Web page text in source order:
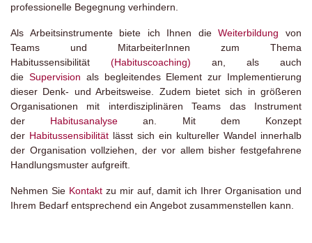
professionelle Begegnung verhindern.
Als Arbeitsinstrumente biete ich Ihnen dieWeiterbildungvon
Teams und MitarbeiterInnen zum Thema
Habitussensibilität (Habituscoaching) an, als auch
die Supervision als begleitendes Element zur Implementierung
dieser Denk- und Arbeitsweise. Zudem bietet sich in größeren
Organisationen mit interdisziplinären Teams das Instrument
der Habitusanalyse an. Mit dem Konzept
der Habitussensibilität lässt sich ein kultureller Wandel innerhalb
der Organisation vollziehen, der vor allem bisher festgefahrene
Handlungsmuster aufgreift.
Nehmen Sie Kontaktzu mir auf, damit ich Ihrer Organisation und
Ihrem Bedarf entsprechend ein Angebot zusammenstellen kann.